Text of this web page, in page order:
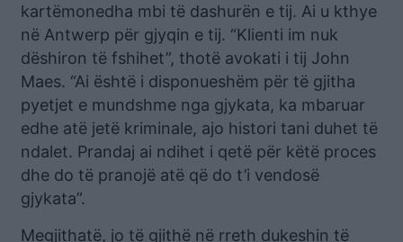
kartëmonedha mbi të dashurën e tij. Ai u kthye
në Antwerp për gjyqin e tij. “Klienti im nuk
dëshiron të fshihet”, thotë avokati i tij John
Maes. “Ai është i disponueshëm për të gjitha
pyetjet e mundshme nga gjykata, ka mbaruar
edhe atë jetë kriminale, ajo histori tani duhet të
ndalet. Prandaj ai ndihet i qetë për këtë proces
dhe do të pranojë atë që do t’i vendosë
gjykata”.
Megjithatë, jo të gjithë në rreth dukeshin të